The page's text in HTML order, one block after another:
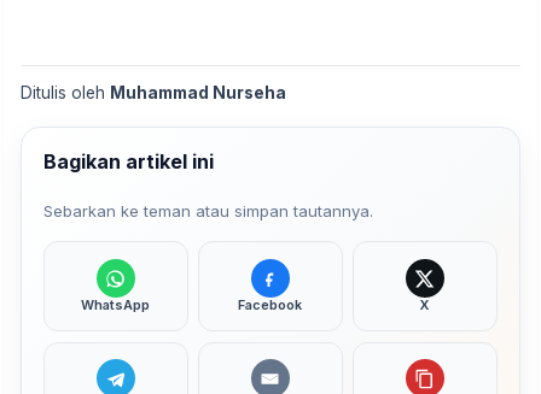
Ditulis oleh Muhammad Nurseha
Bagikan artikel ini
Sebarkan ke teman atau simpan tautannya.
WhatsApp Facebook X